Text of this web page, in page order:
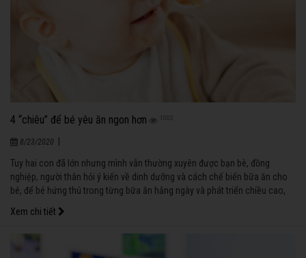
4 “chiêu” để bé yêu ăn ngon hơn
8/23/2020
Tuy hai con đã lớn nhưng mình vẫn thường xuyên được bạn bè, đồng
nghiệp, người thân hỏi ý kiến về dinh dưỡng và cách chế biến bữa ăn cho
bé, để bé hứng thú trong từng bữa ăn hằng ngày và phát triển chiều cao,
Xem chi tiết